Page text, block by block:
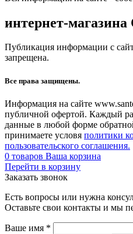
интернет-магазина
Публикация информации с
запрещена.
Все права защищены.
Информация на сайте
публичной офертой. Каждый
данные в любой форме
принимаете условя политики
пользовательского соглашения.
0 товаров Ваша корзина
Перейти в корзину
Заказать звонок
Есть вопросы или нужна
Оставьте свои контакты и мы
Ваше имя *